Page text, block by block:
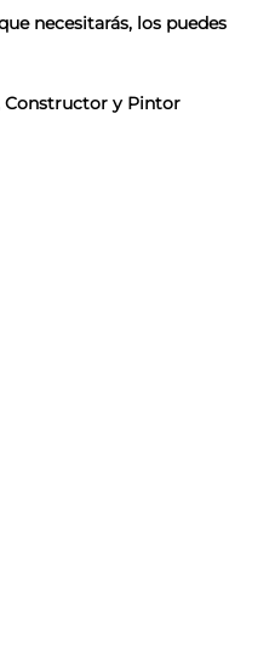
necesitarás, los puedes
Constructor y Pintor